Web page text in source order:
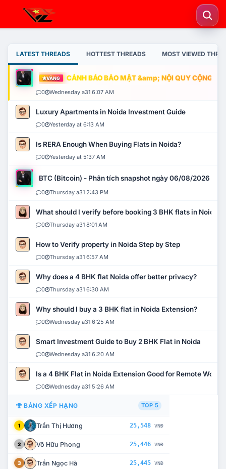
LATEST THREADS HOTTEST THREADS MOST VIEWED
VÀNG CẢNH BÁO BẢO MẬT &amp; NỘI QUY CỘNG
0 Wednesday a31 6:07 AM
Luxury Apartments in Noida Investment Guide
0 Yesterday at 6:13 AM
Is RERA Enough When Buying Flats in Noida?
0 Yesterday at 5:37 AM
BTC (Bitcoin) - Phân tích snapshot ngày 06/08/2026
0 Thursday a31 2:43 PM
What should I verify before booking 3 BHK flats in Noida?
0 Thursday a31 8:01 AM
How to Verify property in Noida Step by Step
0 Thursday a31 6:57 AM
Why does a 4 BHK flat Noida offer better privacy?
0 Thursday a31 6:30 AM
Why should I buy a 3 BHK flat in Noida Extension?
0 Wednesday a31 6:25 AM
Smart Investment Guide to Buy 2 BHK Flat in Noida
0 Wednesday a31 6:20 AM
Is a 4 BHK Flat in Noida Extension Good for Remote Work?
0 Wednesday a31 5:26 AM
BẢNG XẾP HẠNG TOP 5
1 Trần Thị Hương 25,548 VNĐ
2 Võ Hữu Phong 25,446 VNĐ
3 Trần Ngọc Hà 25,445 VNĐ